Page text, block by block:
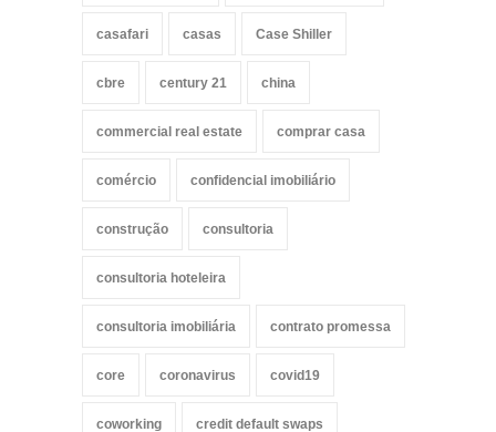
casafari casas Case Shiller
cbre century 21 china
commercial real estate comprar casa
comércio confidencial imobiliário
construção consultoria
consultoria hoteleira
consultoria imobiliária contrato promessa
core coronavirus covid19
coworking credit default swaps